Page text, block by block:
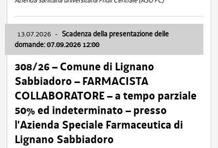
13.07.2026 - Scadenza della presentazione delle
domande: 07.09.2026 12:00
308/26 – Comune di Lignano
Sabbiadoro – FARMACISTA
COLLABORATORE – a tempo parziale
50% ed indeterminato – presso
l’Azienda Speciale Farmaceutica di
Lignano Sabbiadoro